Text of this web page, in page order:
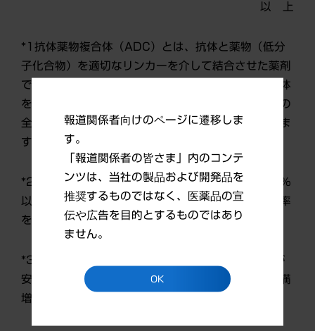
以 上
*1抗体薬物複合体（ADC）とは、抗体と薬物（低分
子化合物）を適切なリンカーを介して結合させた薬剤
で、がん細胞に発現している標的因子に結合する抗体
を介して薬物をがん細胞へ直接届けることで、薬物の
全身曝露を抑えつつがん細胞への攻撃力を高めていま
す。
*2 客観的奏効率とは、腫瘍が完全に消失または30%
以上減少した患者の割合です。確定した客観的奏効率
を意味します。
*3 病勢コントロール率とは、客観的奏効率に腫瘍が
安定している状態（腫瘍が30%未満減少～20%未満
増加）の患者の割合を加えたものです。
報道関係者向けのページに遷移しま
す。
「報道関係者の皆さま」内のコンテ
ンツは、当社の製品および開発品を
推奨するものではなく、医薬品の宣
伝や広告を目的とするものではあり
ません。
OK